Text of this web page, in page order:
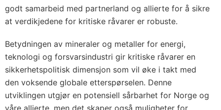
godt samarbeid med partnerland og allierte for å sikre
at verdikjedene for kritiske råvarer er robuste.
Betydningen av mineraler og metaller for energi,
teknologi og forsvarsindustri gir kritiske råvarer en
sikkerhetspolitisk dimensjon som vil øke i takt med
den voksende globale etterspørselen. Denne
utviklingen utgjør en potensiell sårbarhet for Norge og
våre allierte, men det skaper også muligheter for